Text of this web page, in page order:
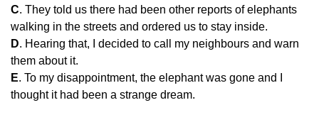
C. They told us there had been other reports of elephants
walking in the streets and ordered us to stay inside.
D. Hearing that, I decided to call my neighbours and warn
them about it.
E. To my disappointment, the elephant was gone and I
thought it had been a strange dream.